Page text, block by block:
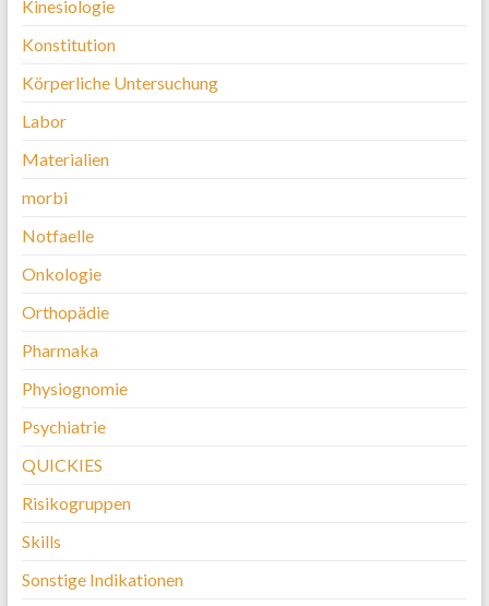
Kinesiologie
Konstitution
Körperliche Untersuchung
Labor
Materialien
morbi
Notfaelle
Onkologie
Orthopädie
Pharmaka
Physiognomie
Psychiatrie
QUICKIES
Risikogruppen
Skills
Sonstige Indikationen